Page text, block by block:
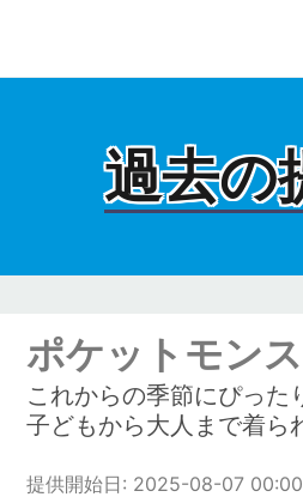
過去の
ポケットモン
これからの季節にぴっ
子どもから大人まで着ら
提供開始日: 2025-08-07